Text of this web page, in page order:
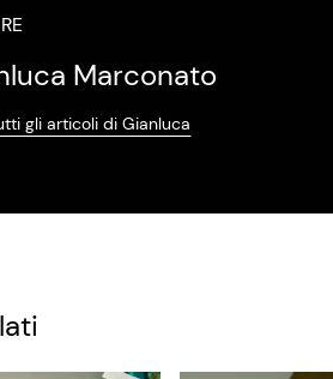
Marconato
gli articoli di Gianluca